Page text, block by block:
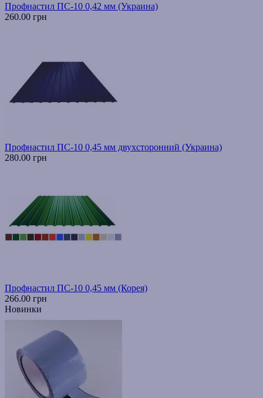
Профнастил ПС-10 0,42 мм (Украина)
260.00 грн
Профнастил ПС-10 0,45 мм двухсторонний (Украина)
280.00 грн
Профнастил ПС-10 0,45 мм (Корея)
266.00 грн
Новинки